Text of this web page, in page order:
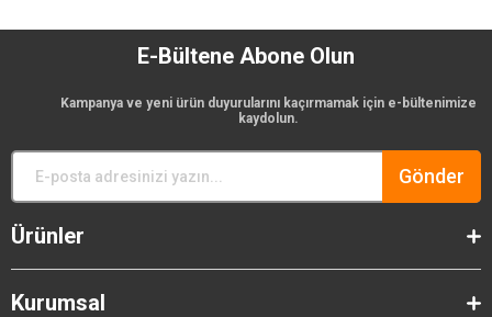
E-Bültene Abone Olun
Kampanya ve yeni ürün duyurularını kaçırmamak için e-bültenimize
kaydolun.
Gönder
Ürünler
Kurumsal